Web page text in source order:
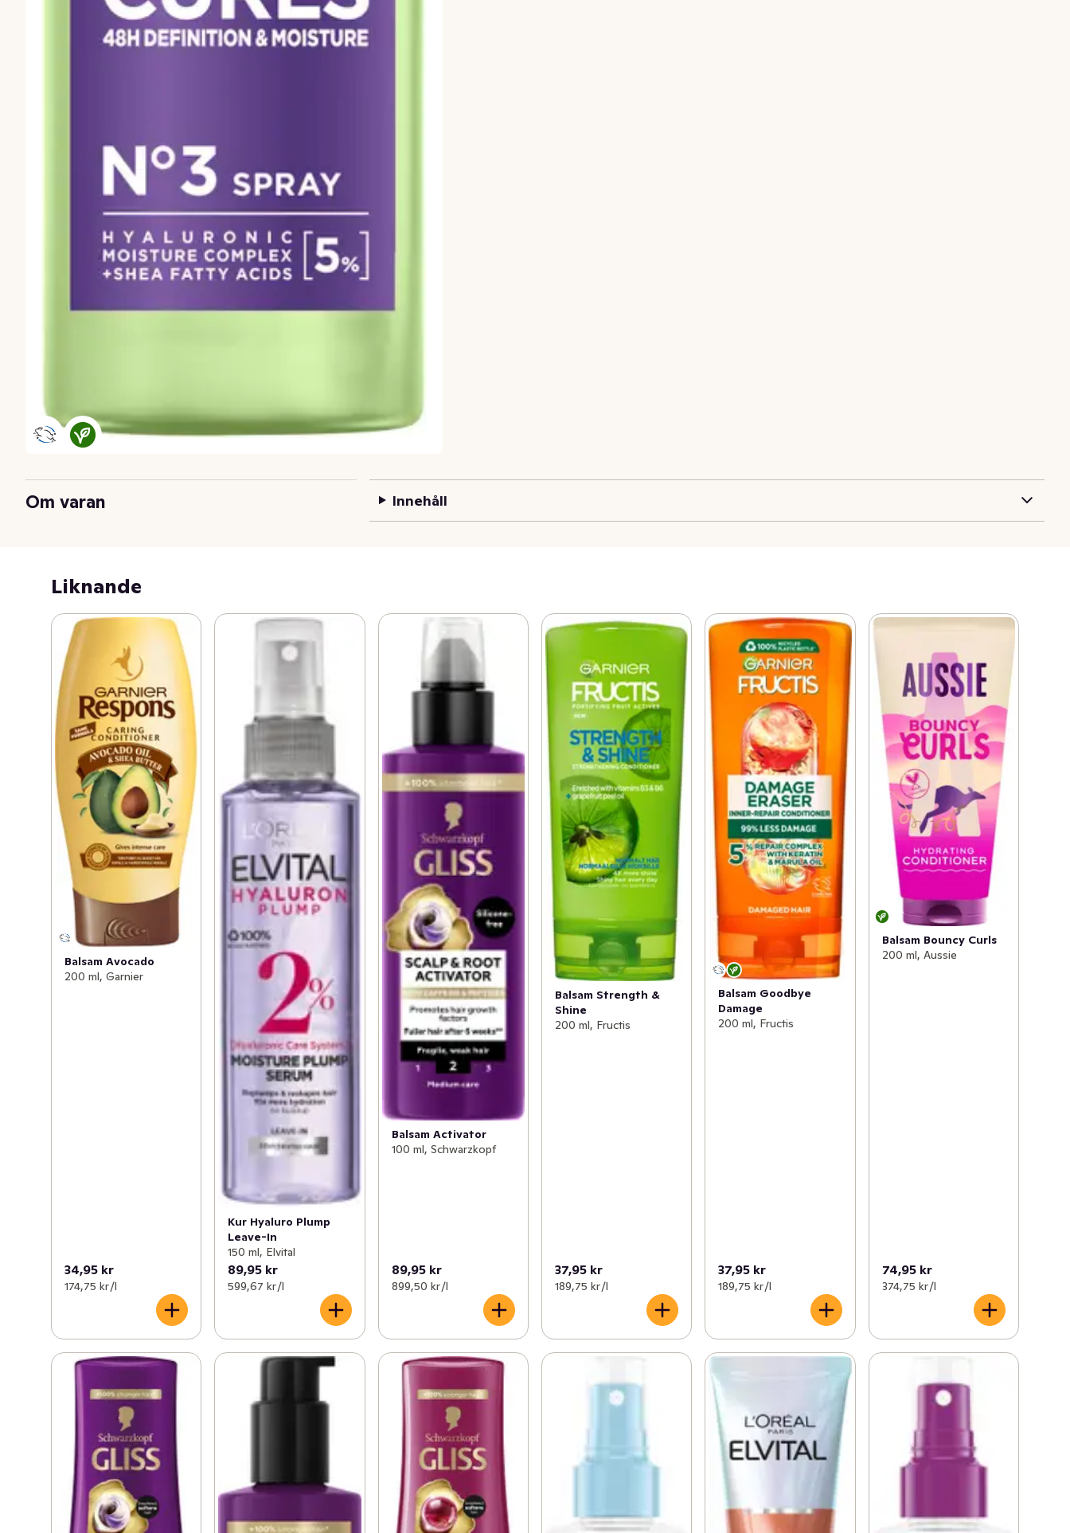
Om varan Innehåll
Liknande
Balsam Avocado
200 ml, Garnier
34,95 kr
174,75 kr /l
Kur Hyaluro Plump
Leave-In
150 ml, Elvital
89,95 kr
599,67 kr /l
Balsam Activator
100 ml, Schwarzkopf
89,95 kr
899,50 kr /l
Balsam Strength &
Shine
200 ml, Fructis
37,95 kr
189,75 kr /l
Balsam Goodbye
Damage
200 ml, Fructis
37,95 kr
189,75 kr /l
Balsam Bouncy Curls
200 ml, Aussie
74,95 kr
374,75 kr /l